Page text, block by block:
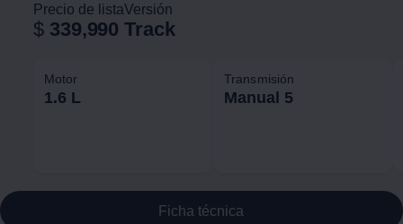
Precio de lista
$ 339,990
Versión
Track
Motor
1.6 L
Transmisión
Manual 5
Ficha técnica